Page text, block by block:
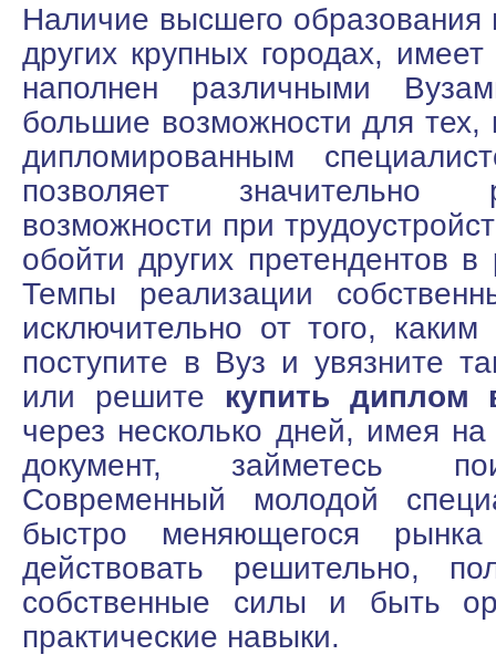
Наличие высшего образования
других крупных городах,
наполнен различными
большие возможности для тех,
дипломированным
позволяет значительно
возможности при
обойти других претендентов
Темпы реализации
исключительно от того,
поступите в Вуз и увязните
или решите купить диплом
через несколько дней, имея
документ, займетесь
Современный молодой
быстро меняющегося
действовать решительно,
собственные силы и быть
практические навыки.